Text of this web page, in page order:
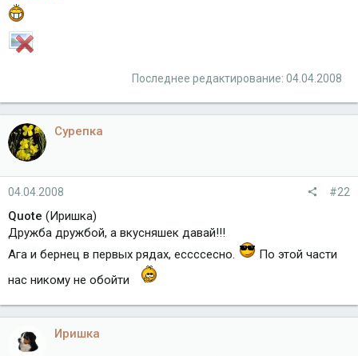
Последнее редактирование: 04.04.2008
Сурепка
04.04.2008 #22
Quote (Иришка)
Дружба дружбой, а вкусняшек давай!!!
Ага и бернец в первых рядах, ессссесно.
По этой части
нас никому не обойти
Иришка